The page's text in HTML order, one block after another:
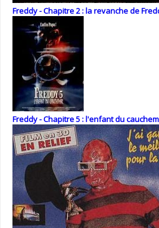
Freddy - Chapitre 2 : la revanche de
Freddy - Chapitre 5 : l'enfant du